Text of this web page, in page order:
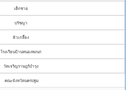
เด็กชาย
ปรัชญา
ผิวเกลี้ยง
โรงเรียนบ้านหนองพงนก
วัดเจริญราษฎร์บำรุง
คณะจังหวัดนครปฐม